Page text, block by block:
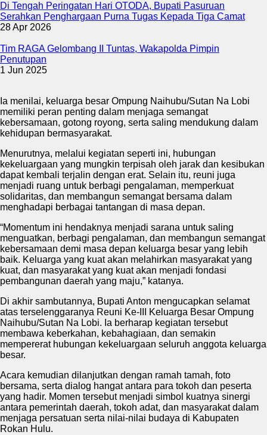
Di Tengah Peringatan Hari OTODA, Bupati Pasuruan
Serahkan Penghargaan Purna Tugas Kepada Tiga Camat
28 Apr 2026
Tim RAGA Gelombang II Tuntas, Wakapolda Pimpin
Penutupan
1 Jun 2025
Ia menilai, keluarga besar Ompung Naihubu/Sutan Na Lobi
memiliki peran penting dalam menjaga semangat
kebersamaan, gotong royong, serta saling mendukung dalam
kehidupan bermasyarakat.
Menurutnya, melalui kegiatan seperti ini, hubungan
kekeluargaan yang mungkin terpisah oleh jarak dan kesibukan
dapat kembali terjalin dengan erat. Selain itu, reuni juga
menjadi ruang untuk berbagi pengalaman, memperkuat
solidaritas, dan membangun semangat bersama dalam
menghadapi berbagai tantangan di masa depan.
“Momentum ini hendaknya menjadi sarana untuk saling
menguatkan, berbagi pengalaman, dan membangun semangat
kebersamaan demi masa depan keluarga besar yang lebih
baik. Keluarga yang kuat akan melahirkan masyarakat yang
kuat, dan masyarakat yang kuat akan menjadi fondasi
pembangunan daerah yang maju,” katanya.
Di akhir sambutannya, Bupati Anton mengucapkan selamat
atas terselenggaranya Reuni Ke-III Keluarga Besar Ompung
Naihubu/Sutan Na Lobi. Ia berharap kegiatan tersebut
membawa keberkahan, kebahagiaan, dan semakin
mempererat hubungan kekeluargaan seluruh anggota keluarga
besar.
Acara kemudian dilanjutkan dengan ramah tamah, foto
bersama, serta dialog hangat antara para tokoh dan peserta
yang hadir. Momen tersebut menjadi simbol kuatnya sinergi
antara pemerintah daerah, tokoh adat, dan masyarakat dalam
menjaga persatuan serta nilai-nilai budaya di Kabupaten
Rokan Hulu.